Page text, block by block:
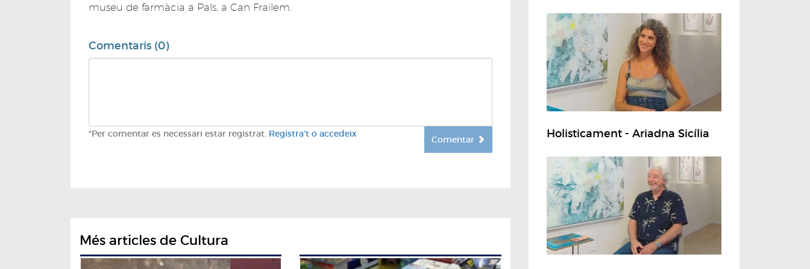
museu de farmàcia a Pals, a Can Frailem.
Comentaris (0)
*Per comentar es necessari estar registrat. Registra't o accedeix
Comentar
Més articles de Cultura
Holisticament - Ariadna Sicília